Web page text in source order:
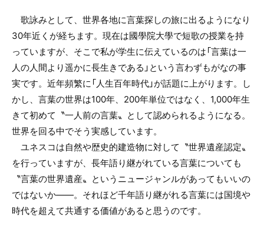
歌詠みとして、世界各地に言葉探しの旅に出るようになり
30年近くが経ちます。現在は國學院大學で短歌の授業を持
っていますが、そこで私が学生に伝えているのは「言葉は一
人の人間より遥かに長生きである」という言わずもがなの事
実です。近年頻繁に「人生百年時代」が話題に上がります。し
かし、言葉の世界は100年、200年単位ではなく、1,000年生
きて初めて〝一人前の言葉〟として認められるようになる。
世界を回る中でそう実感しています。
ユネスコは自然や歴史的建造物に対して〝世界遺産認定〟
を行っていますが、長年語り継がれている言葉についても
〝言葉の世界遺産〟というニュージャンルがあってもいいの
ではないか――。それほど千年語り継がれる言葉には国境や
時代を超えて共通する価値があると思うのです。